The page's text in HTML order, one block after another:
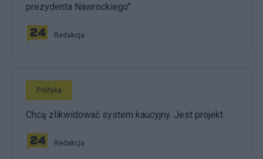
prezydenta Nawrockiego"
Redakcja
Polityka
Chcą zlikwidować system kaucyjny. Jest projekt
Redakcja